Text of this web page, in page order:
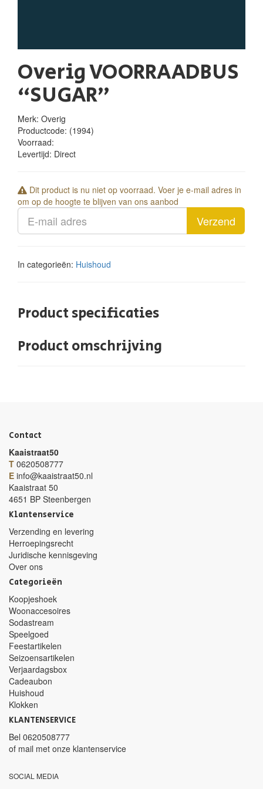
Overig VOORRAADBUS
“SUGAR”
Merk: Overig
Productcode: (1994)
Voorraad:
Levertijd: Direct
Dit product is nu niet op voorraad. Voer je e-mail adres in
om op de hoogte te blijven van ons aanbod
Verzend
In categorieën: Huishoud
Product specificaties
Product omschrijving
Contact
Kaaistraat50
T 0620508777
E info@kaaistraat50.nl
Kaaistraat 50
4651 BP Steenbergen
Klantenservice
Verzending en levering
Herroepingsrecht
Juridische kennisgeving
Over ons
Categorieën
Koopjeshoek
Woonaccesoires
Sodastream
Speelgoed
Feestartikelen
Seizoensartikelen
Verjaardagsbox
Cadeaubon
Huishoud
Klokken
KLANTENSERVICE
Bel 0620508777
of mail met onze klantenservice
SOCIAL MEDIA